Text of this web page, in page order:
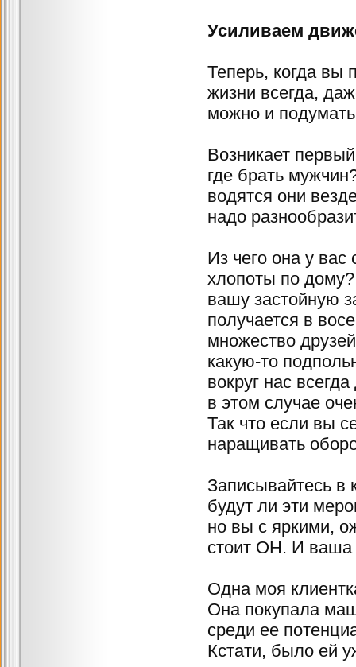
Усиливаем
Теперь, когда вы
жизни всегда,
можно и подумать
Возникает
где брать
водятся они
надо
Из чего она у
хлопоты по
вашу застойную
получается в
множество
какую-то
вокруг нас
в этом случае
Так что если вы
наращивать
Записывайтесь в
будут ли эти
но вы с яркими,
стоит ОН. И ваша
Одна моя
Она покупала
среди ее
Кстати, было ей